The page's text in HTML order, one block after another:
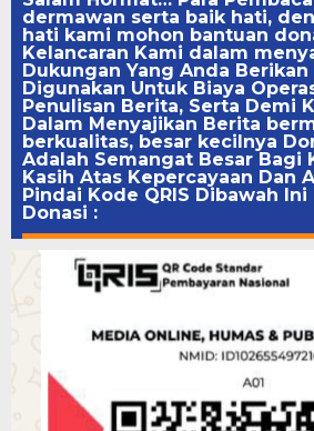
dermawan serta baik hati,
hati kami mohon bantuan
Kelancaran Kami dalam
Dukungan Yang Anda
Digunakan Untuk Biaya
Penulisan Berita, Serta Demi
Dalam Menyajikan Berita
berkualitas, besar kecilnya
Adalah Semangat Besar Bagi
Kasih Atas Kepercayaan Dan
Pindai Kode QRIS Dibawah
Donasi :